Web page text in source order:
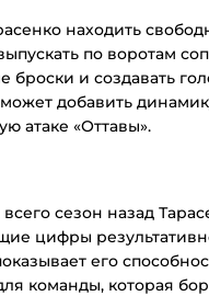
находить
по воротам
броски и создавать
добавить
атаке «Оттавы».
всего сезон назад
цифры
его
команды, которая